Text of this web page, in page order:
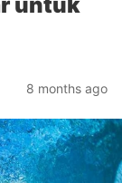
8 months ago